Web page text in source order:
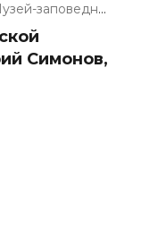
Музей-заповедник «Полотняный З...
Симонов,